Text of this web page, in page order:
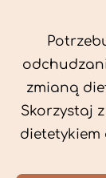
zmianą
Skorzystaj
dietetykiem